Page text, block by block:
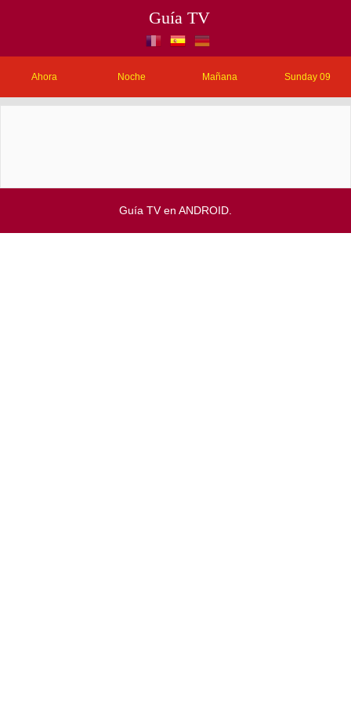
Guía TV
Ahora Noche Mañana Sunday 09
Guía TV en ANDROID.